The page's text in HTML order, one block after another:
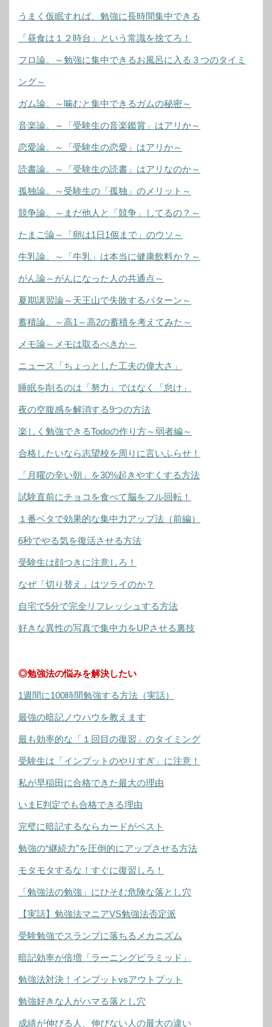
うまく仮眠すれば、勉強に長時間集中できる
「昼食は１２時台」という常識を捨てろ！
フロ論。～勉強に集中できるお風呂に入る３つのタイミ
ング～
ガム論。～噛むと集中できるガムの秘密～
音楽論。～「受験生の音楽鑑賞」はアリか～
恋愛論。～「受験生の恋愛」はアリか～
読書論。～「受験生の読書」はアリなのか～
孤独論。～受験生の「孤独」のメリット～
競争論。～まだ他人と「競争」してるの？～
たまご論～「卵は1日1個まで」のウソ～
牛乳論。～「牛乳」は本当に健康飲料か？～
がん論～がんになった人の共通点～
夏期講習論～天王山で失敗するパターン～
蓄積論。～高1～高2の蓄積を考えてみた～
メモ論～メモは取るべきか～
ニュース「ちょっとした工夫の偉大さ」
睡眠を削るのは「努力」ではなく「怠け」
夜の空腹感を解消する9つの方法
楽しく勉強できるTodoの作り方～弱者編～
合格したいなら志望校を周りに言いふらせ！
「月曜の辛い朝」を30%起きやすくする方法
試験直前にチョコを食べて脳をフル回転！
１番ベタで効果的な集中力アップ法（前編）
6秒でやる気を復活させる方法
受験生は顔つきに注意しろ！
なぜ「切り替え」はツライのか？
自宅で5分で完全リフレッシュする方法
好きな異性の写真で集中力をUPさせる裏技
◎勉強法の悩みを解決したい
1週間に100時間勉強する方法（実話）
最強の暗記ノウハウを教えます
最も効率的な「１回目の復習」のタイミング
受験生は「インプットのやりすぎ」に注意！
私が早稲田に合格できた最大の理由
いまE判定でも合格できる理由
完璧に暗記するならカードがベスト
勉強の“継続力”を圧倒的にアップさせる方法
モタモタするな！すぐに復習しろ！
「勉強法の勉強」にひそむ危険な落とし穴
【実話】勉強法マニアVS勉強法否定派
受験勉強でスランプに落ちるメカニズム
暗記効率が倍増「ラーニングピラミッド」
勉強法対決！インプットvsアウトプット
勉強好きな人がハマる落とし穴
成績が伸びる人、伸びない人の最大の違い